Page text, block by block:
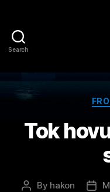
Search
Tok
Post
By hakon
Post